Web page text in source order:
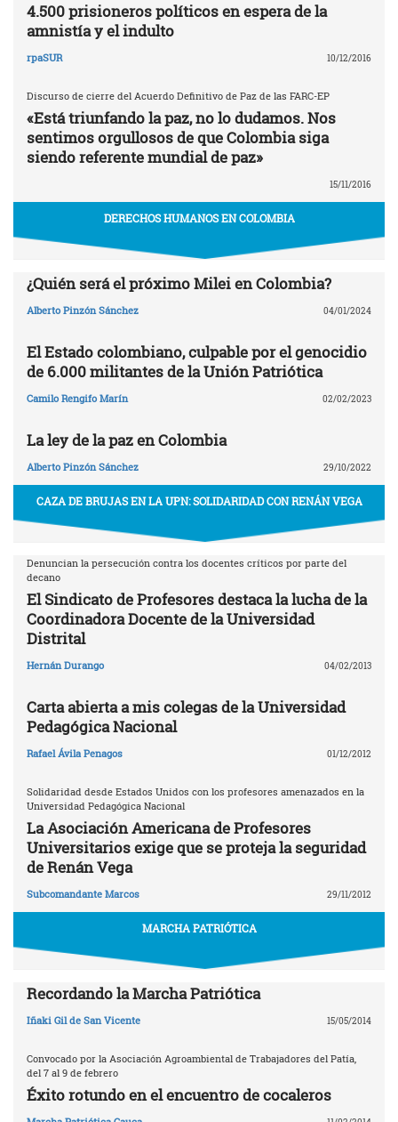
4.500 prisioneros políticos en espera de la
amnistía y el indulto
rpaSUR 10/12/2016
Discurso de cierre del Acuerdo Definitivo de Paz de las FARC-EP
«Está triunfando la paz, no lo dudamos. Nos
sentimos orgullosos de que Colombia siga
siendo referente mundial de paz»
15/11/2016
DERECHOS HUMANOS EN COLOMBIA
¿Quién será el próximo Milei en Colombia?
Alberto Pinzón Sánchez 04/01/2024
El Estado colombiano, culpable por el genocidio
de 6.000 militantes de la Unión Patriótica
Camilo Rengifo Marín 02/02/2023
La ley de la paz en Colombia
Alberto Pinzón Sánchez 29/10/2022
CAZA DE BRUJAS EN LA UPN: SOLIDARIDAD CON RENÁN VEGA
Denuncian la persecución contra los docentes críticos por parte del
decano
El Sindicato de Profesores destaca la lucha de la
Coordinadora Docente de la Universidad
Distrital
Hernán Durango 04/02/2013
Carta abierta a mis colegas de la Universidad
Pedagógica Nacional
Rafael Ávila Penagos 01/12/2012
Solidaridad desde Estados Unidos con los profesores amenazados en la
Universidad Pedagógica Nacional
La Asociación Americana de Profesores
Universitarios exige que se proteja la seguridad
de Renán Vega
Subcomandante Marcos 29/11/2012
MARCHA PATRIÓTICA
Recordando la Marcha Patriótica
Iñaki Gil de San Vicente 15/05/2014
Convocado por la Asociación Agroambiental de Trabajadores del Patía,
del 7 al 9 de febrero
Éxito rotundo en el encuentro de cocaleros